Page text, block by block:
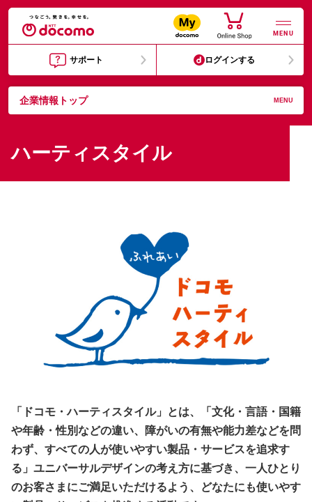
MENU
サポート ログインする
企業情報トップ MENU
ハーティスタイル
「ドコモ・ハーティスタイル」とは、「文化・言語・国籍
や年齢・性別などの違い、障がいの有無や能力差などを問
わず、すべての人が使いやすい製品・サービスを追求す
る」ユニバーサルデザインの考え方に基づき、一人ひとり
のお客さまにご満足いただけるよう、どなたにも使いやす